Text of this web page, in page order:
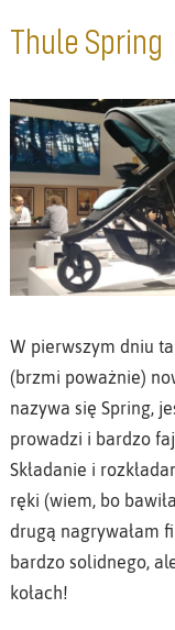
Thule Spring
W pierwszym dniu
(brzmi poważnie)
nazywa się Spring,
prowadzi i bardzo
Składanie i
ręki (wiem, bo
drugą nagrywałam
bardzo solidnego,
kołach!